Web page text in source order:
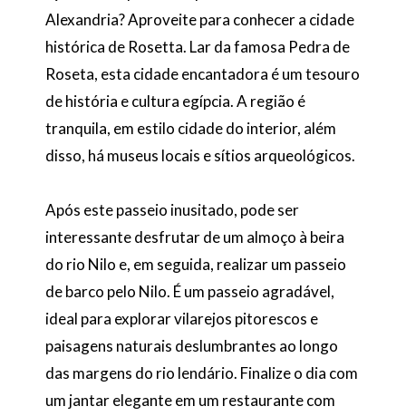
Alexandria? Aproveite para conhecer a cidade
histórica de Rosetta. Lar da famosa Pedra de
Roseta, esta cidade encantadora é um tesouro
de história e cultura egípcia. A região é
tranquila, em estilo cidade do interior, além
disso, há museus locais e sítios arqueológicos.
Após este passeio inusitado, pode ser
interessante desfrutar de um almoço à beira
do rio Nilo e, em seguida, realizar um passeio
de barco pelo Nilo. É um passeio agradável,
ideal para explorar vilarejos pitorescos e
paisagens naturais deslumbrantes ao longo
das margens do rio lendário. Finalize o dia com
um jantar elegante em um restaurante com